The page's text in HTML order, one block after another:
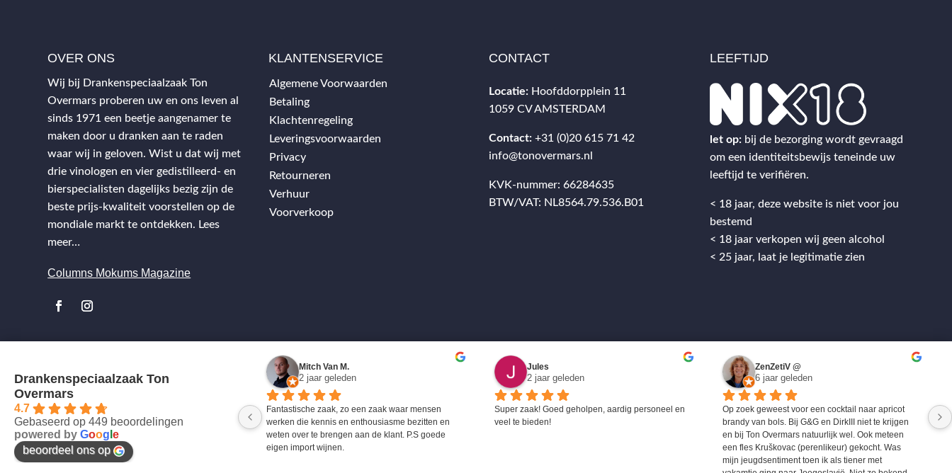
OVER ONS
Wij bij Drankenspeciaalzaak Ton
Overmars proberen uw en ons leven al
sinds 1971 een beetje aangenamer te
maken door u dranken aan te raden
waar wij in geloven. Wist u dat wij met
drie vinologen en vier gedistilleerd- en
bierspecialisten dagelijks bezig zijn de
beste prijs-kwaliteit voorstellen op de
mondiale markt te ontdekken. Lees
meer…
Columns Mokums Magazine
KLANTENSERVICE
Algemene Voorwaarden
Betaling
Klachtenregeling
Leveringsvoorwaarden
Privacy
Retourneren
Verhuur
Voorverkoop
CONTACT
Locatie: Hoofddorpplein 11
1059 CV AMSTERDAM
Contact: +31 (0)20 615 71 42
info@tonovermars.nl
KVK-nummer: 66284635
BTW/VAT: NL8564.79.536.B01
LEEFTIJD
let op: bij de bezorging wordt gevraagd
om een identiteitsbewijs teneinde uw
leeftijd te verifiëren.
< 18 jaar, deze website is niet voor jou
bestemd
< 18 jaar verkopen wij geen alcohol
< 25 jaar, laat je legitimatie zien
Drankenspeciaalzaak Ton
Overmars
4.7
Gebaseerd op 449 beoordelingen
powered by Goog e
beoordeel ons op
Mitch Van M.
2 jaar geleden
Fantastische zaak, zo een zaak waar mensen
werken die kennis en enthousiasme bezitten en
weten over te brengen aan de klant. P.S goede
eigen import wijnen.
Jules
2 jaar geleden
Super zaak! Goed geholpen, aardig personeel en
veel te bieden!
ZenZetiV @
6 jaar geleden
Op zoek geweest voor een cocktail naar apricot
brandy van bols. Bij G&G en DirkIII niet te krijgen
en bij Ton Overmars natuurlijk wel. Ook meteen
een fles Kruškovac (perenlikeur) gekocht. Was
mijn jeugdsentiment toen ik als tiener met